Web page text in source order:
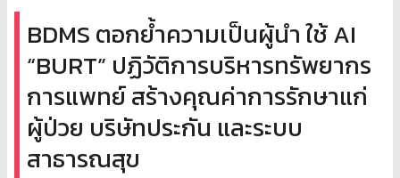
BDMS ตอกย้ำความเป็นผู้นำ ใช้ AI
“BURT” ปฏิวัติการบริหารทรัพยากร
การแพทย์ สร้างคุณค่าการรักษาแก่
ผู้ป่วย บริษัทประกัน และระบบ
สาธารณสุข